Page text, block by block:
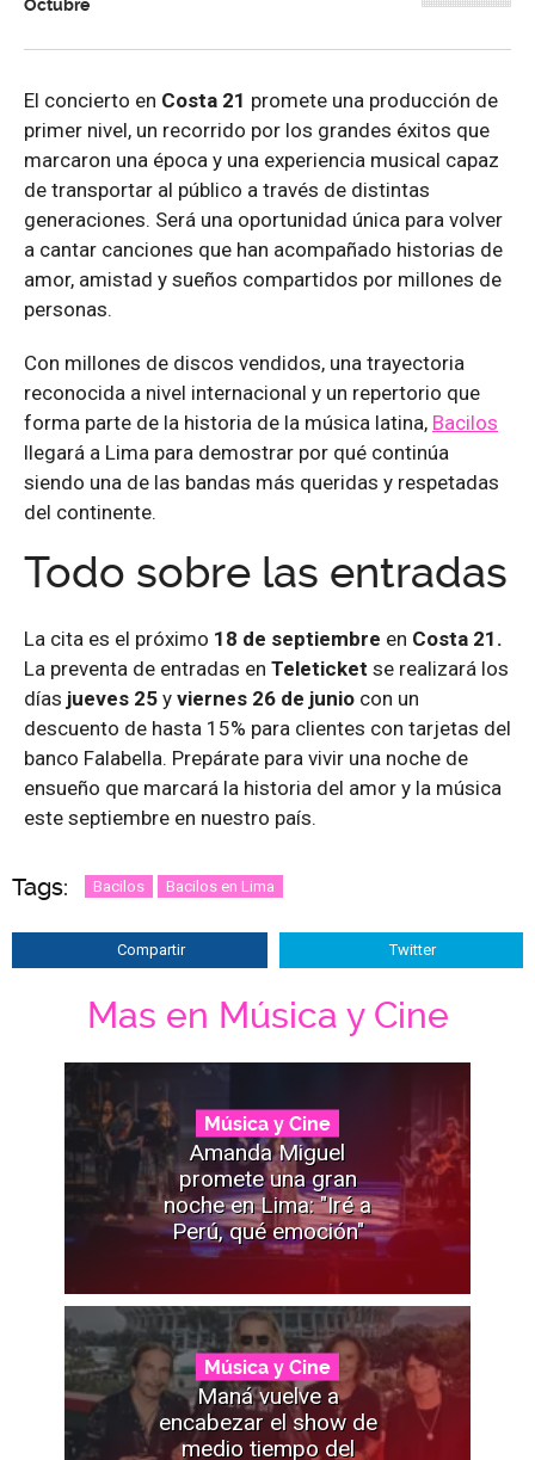
Octubre
El concierto en Costa 21 promete una producción de
primer nivel, un recorrido por los grandes éxitos que
marcaron una época y una experiencia musical capaz
de transportar al público a través de distintas
generaciones. Será una oportunidad única para volver
a cantar canciones que han acompañado historias de
amor, amistad y sueños compartidos por millones de
personas.
Con millones de discos vendidos, una trayectoria
reconocida a nivel internacional y un repertorio que
forma parte de la historia de la música latina, Bacilos
llegará a Lima para demostrar por qué continúa
siendo una de las bandas más queridas y respetadas
del continente.
Todo sobre las entradas
La cita es el próximo 18 de septiembre en Costa 21.
La preventa de entradas en Teleticket se realizará los
días jueves 25 y viernes 26 de junio con un
descuento de hasta 15% para clientes con tarjetas del
banco Falabella. Prepárate para vivir una noche de
ensueño que marcará la historia del amor y la música
este septiembre en nuestro país.
Tags: Bacilos Bacilos en Lima
Compartir Twitter
Mas en Música y Cine
Música y Cine
Amanda Miguel
promete una gran
noche en Lima: "Iré a
Perú, qué emoción"
Música y Cine
Maná vuelve a
encabezar el show de
medio tiempo del